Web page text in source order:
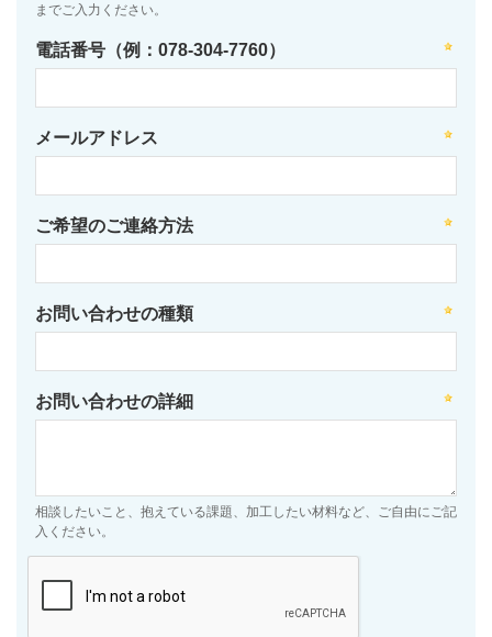
までご入力ください。
電話番号（例：078-304-7760）
メールアドレス
ご希望のご連絡方法
お問い合わせの種類
お問い合わせの詳細
相談したいこと、抱えている課題、加工したい材料など、ご自由にご記
入ください。